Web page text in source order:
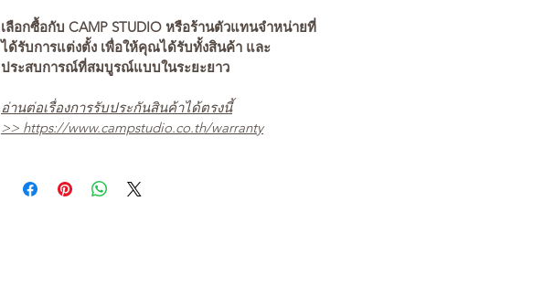
เลือกซื้อกับ CAMP STUDIO หรือร้านตัวแทนจำหน่ายที่
ได้รับการแต่งตั้ง เพื่อให้คุณได้รับทั้งสินค้า และ
ประสบการณ์ที่สมบูรณ์แบบในระยะยาว
อ่านต่อเรื่องการรับประกันสินค้าได้ตรงนี้
>> https://www.campstudio.co.th/warranty